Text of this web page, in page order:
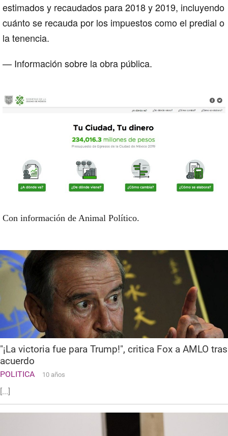
estimados y recaudados para 2018 y 2019, incluyendo
cuánto se recauda por los impuestos como el predial o
la tenencia.
— Información sobre la obra pública.
Con información de Animal Político.
"¡La victoria fue para Trump!", critica Fox a AMLO tras
acuerdo
POLITICA 10 años
[...]